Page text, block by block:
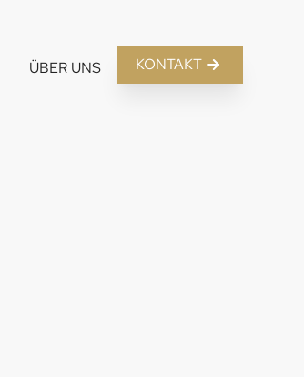
ÜBER UNS KONTAKT